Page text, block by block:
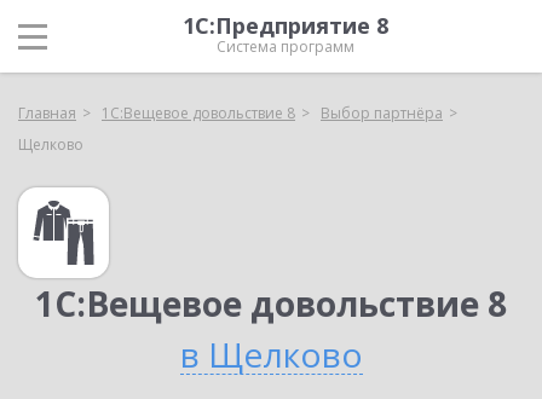
1С:Предприятие 8
Система программ
Главная 1С:Вещевое довольствие 8
Выбор партнёра
Щелково
1С:Вещевое довольствие 8
в Щелково